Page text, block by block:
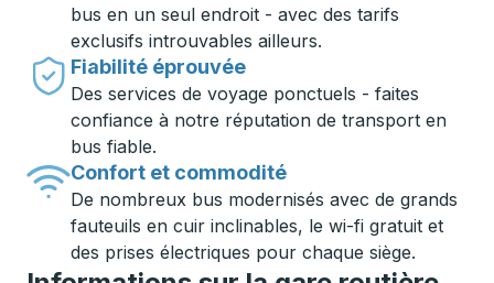
bus en un seul endroit - avec des tarifs
exclusifs introuvables ailleurs.
Fiabilité éprouvée
Des services de voyage ponctuels - faites
confiance à notre réputation de transport en
bus fiable.
Confort et commodité
De nombreux bus modernisés avec de grands
fauteuils en cuir inclinables, le wi-fi gratuit et
des prises électriques pour chaque siège.